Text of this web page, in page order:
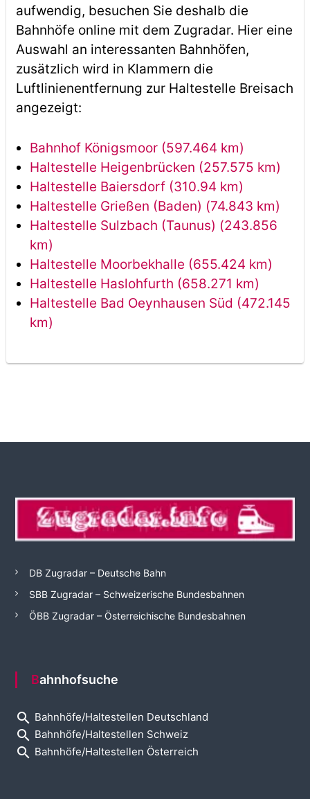
aufwendig, besuchen Sie deshalb die
Bahnhöfe online mit dem Zugradar. Hier eine
Auswahl an interessanten Bahnhöfen,
zusätzlich wird in Klammern die
Luftlinienentfernung zur Haltestelle Breisach
angezeigt:
Bahnhof Königsmoor (597.464 km)
Haltestelle Heigenbrücken (257.575 km)
Haltestelle Baiersdorf (310.94 km)
Haltestelle Grießen (Baden) (74.843 km)
Haltestelle Sulzbach (Taunus) (243.856
km)
Haltestelle Moorbekhalle (655.424 km)
Haltestelle Haslohfurth (658.271 km)
Haltestelle Bad Oeynhausen Süd (472.145
km)
DB Zugradar – Deutsche Bahn
SBB Zugradar – Schweizerische Bundesbahnen
ÖBB Zugradar – Österreichische Bundesbahnen
Bahnhofsuche
search Bahnhöfe/Haltestellen Deutschland
search Bahnhöfe/Haltestellen Schweiz
search Bahnhöfe/Haltestellen Österreich